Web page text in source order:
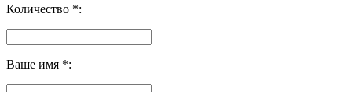
Количество *:
Ваше имя *: